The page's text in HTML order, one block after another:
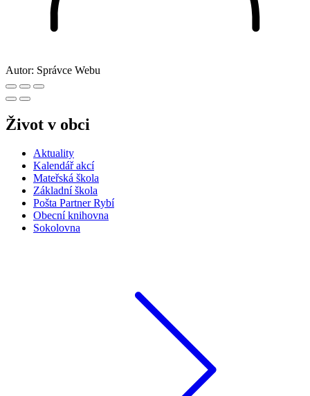
Autor: Správce Webu
Život v obci
Aktuality
Kalendář akcí
Mateřská škola
Základní škola
Pošta Partner Rybí
Obecní knihovna
Sokolovna